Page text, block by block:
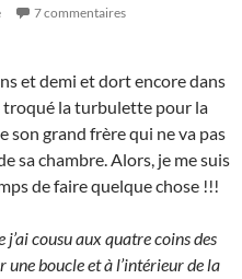
7 commentaires
et demi et dort encore dans
troqué la turbulette pour la
son grand frère qui ne va pas
sa chambre. Alors, je me suis
de faire quelque chose !!!
j’ai cousu aux quatre coins des
boucle et à l’intérieur de la